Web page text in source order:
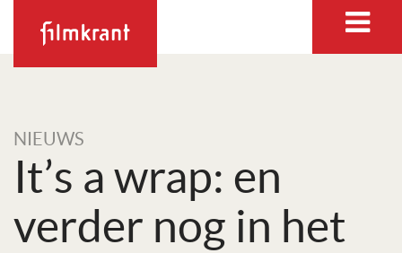
NIEUWS
It’s a wrap: en
verder nog in het